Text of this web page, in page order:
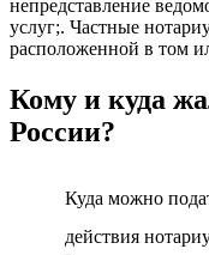
непредставление
услуг;. Частные
расположенной в том
Кому и куда
России?
Куда можно
действия